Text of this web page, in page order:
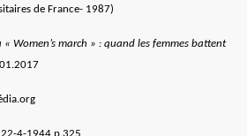
de France- 1987)
« Women’s march » : quand les femmes battent